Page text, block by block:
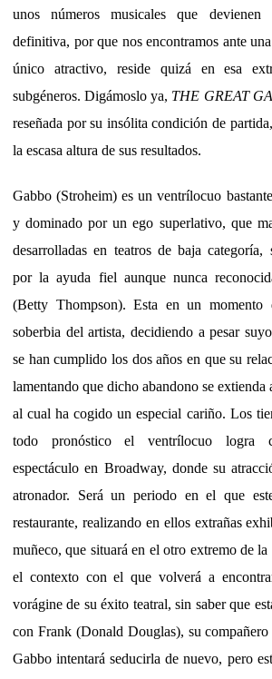
unos números musicales que devienen
definitiva, por que nos encontramos ante
único atractivo, reside quizá en esa
subgéneros. Digámoslo ya, THE GREAT
reseñada por su insólita condición de
la escasa altura de sus resultados.
Gabbo (Stroheim) es un ventrílocuo
y dominado por un ego superlativo, que
desarrolladas en teatros de baja categoría,
por la ayuda fiel aunque nunca
(Betty Thompson). Esta en un momento
soberbia del artista, decidiendo a pesar
se han cumplido los dos años en que su
lamentando que dicho abandono se extienda
al cual ha cogido un especial cariño. Los
todo pronóstico el ventrílocuo logra
espectáculo en Broadway, donde su
atronador. Será un periodo en el que
restaurante, realizando en ellos extrañas
muñeco, que situará en el otro extremo de la
el contexto con el que volverá a
vorágine de su éxito teatral, sin saber que
con Frank (Donald Douglas), su compañero
Gabbo intentará seducirla de nuevo, pero